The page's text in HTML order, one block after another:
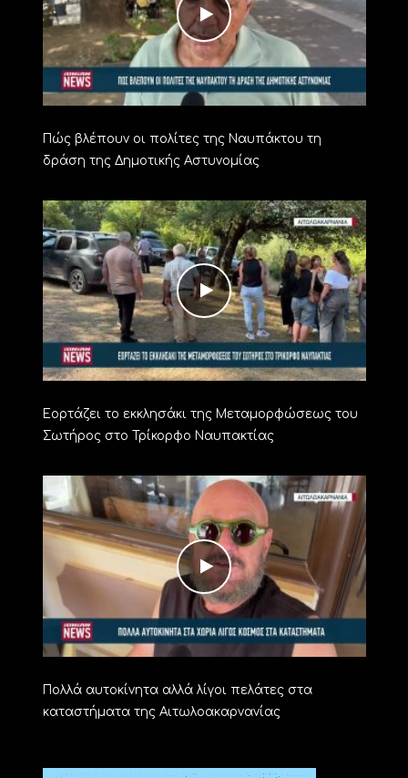
Πώς βλέπουν οι πολίτες της Ναυπάκτου τη
δράση της Δημοτικής Αστυνομίας
Εορτάζει το εκκλησάκι της Μεταμορφώσεως του
Σωτήρος στο Τρίκορφο Ναυπακτίας
Πολλά αυτοκίνητα αλλά λίγοι πελάτες στα
καταστήματα της Αιτωλοακαρνανίας